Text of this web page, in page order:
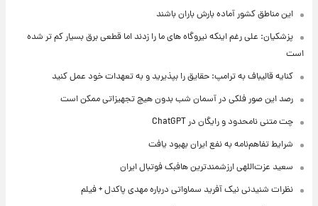
این مناطق کشور آماده بارش باران باشند
پزشکیان: علی رغم اینکه نیروگاه های ما را زدند اما قطعی برق بسیار کم تر شده
است
کنایه قالیباف به ترامپ: حقایق را بپذیرید و به تعهدات خود عمل کنید
رصد این صور فلکی در آسمان شب بدون هیچ تجهیزاتی ممکن است
چت متنی نامحدود و رایگان در ChatGPT
شرایط تفاهم‌نامه به نفع ایران بهبود یافت
سعید عزت‌اللهی ارزشمندترین هافبک فوتبال ایران
نظرات شنیدنی نیک آفرید سماواتی درباره مهدی پاکدل + فیلم